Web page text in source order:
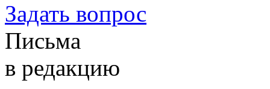
Задать вопрос
Письма
в редакцию